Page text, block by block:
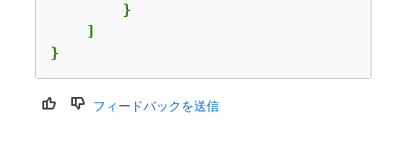
        }
    ]
}
フィードバックを送信